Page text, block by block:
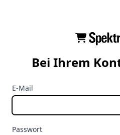
Bei Ihrem
E-Mail
Passwort